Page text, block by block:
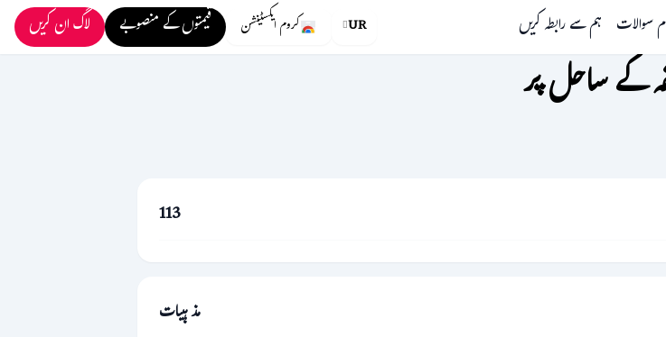
سوالات ہم سے رابطہ کریں UR کروم ایکسٹینشن قیمتوں کے منصوبے لاگ ان کریں
کے ساحل پر
113
مذہبیات